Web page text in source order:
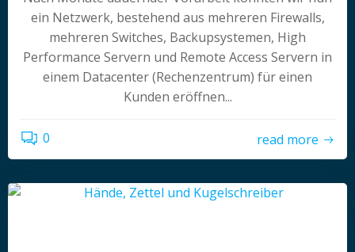
ein Netzwerk, bestehend aus mehreren Firewalls,
mehreren Switches, Backupsystemen, High
Performance Servern und Remote Access Servern in
einem Datacenter (Rechenzentrum) für einen
Kunden eröffnen...
0 read more